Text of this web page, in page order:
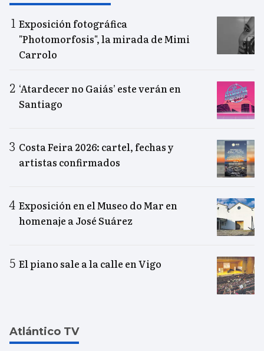
Exposición fotográfica
"Photomorfosis", la mirada de Mimi
Carrolo
‘Atardecer no Gaiás’ este verán en
Santiago
Costa Feira 2026: cartel, fechas y
artistas confirmados
Exposición en el Museo do Mar en
homenaje a José Suárez
El piano sale a la calle en Vigo
Atlántico TV